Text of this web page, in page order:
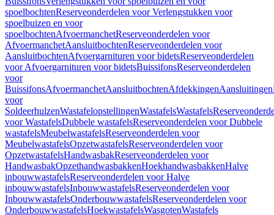
spoelbochtenReserveonderdelen voor Verlengstukken voor
spoelbuizen en voor
spoelbochtenAfvoermanchetReserveonderdelen voor
AfvoermanchetAansluitbochtenReserveonderdelen voor
AansluitbochtenAfvoergarnituren voor bidetsReserveonderdelen
voor Afvoergarnituren voor bidetsBuissifonsReserveonderdelen
voor
BuissifonsAfvoermanchetAansluitbochtenAfdekkingenAansluitingen
voor
SoldeerhulzenWastafelopstellingenWastafelsWastafels
voor WastafelsDubbele wastafelsReserveonderdelen voor Dubbele
wastafelsMeubelwastafelsReserveonderdelen voor
MeubelwastafelsOpzetwastafelsReserveonderdelen voor
OpzetwastafelsHandwasbakReserveonderdelen voor
HandwasbakOpzethandwasbakkenHoekhandwasbakkenHalve
inbouwwastafelsReserveonderdelen voor Halve
inbouwwastafelsInbouwwastafelsReserveonderdelen voor
InbouwwastafelsOnderbouwwastafelsReserveonderdelen voor
OnderbouwwastafelsHoekwastafelsWasgotenWastafels